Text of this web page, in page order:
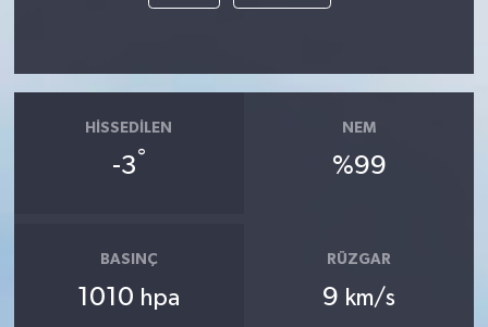
HISSEDILEN
-3°
NEM
%99
BASINÇ
1010 hpa
RÜZGAR
9 km/s